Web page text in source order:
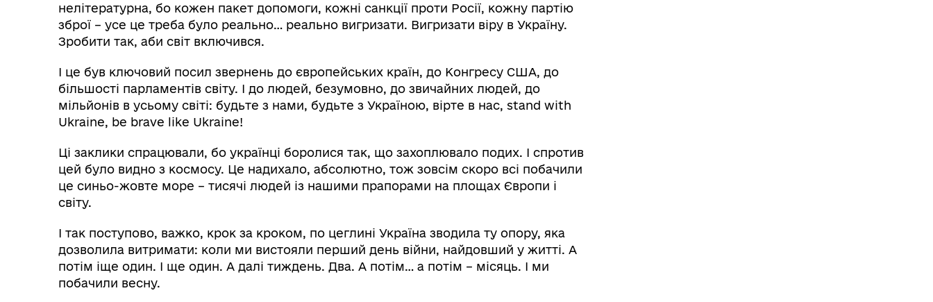
нелітературна, бо кожен пакет допомоги, кожні санкції проти Росії, кожну партію
зброї – усе це треба було реально… реально вигризати. Вигризати віру в Україну.
Зробити так, аби світ включився.
І це був ключовий посил звернень до європейських країн, до Конгресу США, до
більшості парламентів світу. І до людей, безумовно, до звичайних людей, до
мільйонів в усьому світі: будьте з нами, будьте з Україною, вірте в нас, stand with
Ukraine, be brave like Ukraine!
Ці заклики спрацювали, бо українці боролися так, що захоплювало подих. І спротив
цей було видно з космосу. Це надихало, абсолютно, тож зовсім скоро всі побачили
це синьо-жовте море – тисячі людей із нашими прапорами на площах Європи і
світу.
І так поступово, важко, крок за кроком, по цеглині Україна зводила ту опору, яка
дозволила витримати: коли ми вистояли перший день війни, найдовший у житті. А
потім іще один. І ще один. А далі тиждень. Два. А потім… а потім – місяць. І ми
побачили весну.